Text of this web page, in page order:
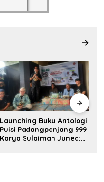
Launching Buku Antologi
Puisi Padangpanjang 999
Karya Sulaiman Juned: